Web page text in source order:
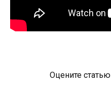
Оцените статью